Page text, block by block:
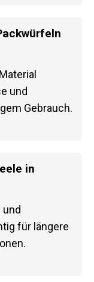
und
Gebrauch.
in
für längere